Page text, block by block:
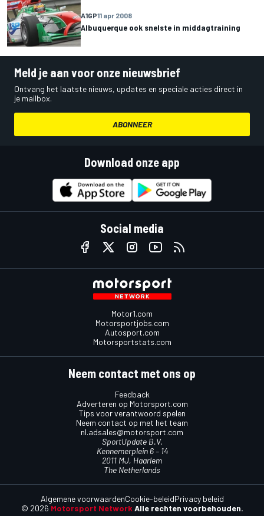
A1GP11 apr 2008
Albuquerque ook snelste in middagtraining
Meld je aan voor onze nieuwsbrief
Ontvang het laatste nieuws, updates en speciale acties direct in
je mailbox.
ABONNEER
Download onze app
Social media
Motor1.com
Motorsportjobs.com
Autosport.com
Motorsportstats.com
Neem contact met ons op
Feedback
Adverteren op Motorsport.com
Tips voor verantwoord spelen
Neem contact op met het team
nl.adsales@motorsport.com
SportUpdate B.V.
Kennemerplein 6 – 14
2011 MJ, Haarlem
The Netherlands
© 2026 Motorsport Network Alle rechten voorbehouden.
Algemene voorwaardenCookie-beleidPrivacy beleid